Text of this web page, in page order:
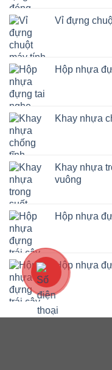
Vỉ đựng
Hộp nhựa
Khay nhựa
Khay nhựa
vuông
Hộp nhựa
Hộp nhựa